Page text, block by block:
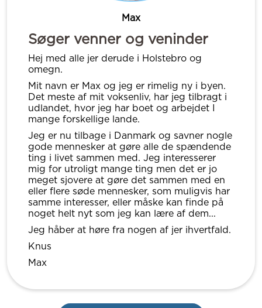
Max
Søger venner og veninder
Hej med alle jer derude i Holstebro og
omegn.
Mit navn er Max og jeg er rimelig ny i byen.
Det meste af mit voksenliv, har jeg tilbragt i
udlandet, hvor jeg har boet og arbejdet I
mange forskellige lande.
Jeg er nu tilbage i Danmark og savner nogle
gode mennesker at gøre alle de spændende
ting i livet sammen med. Jeg interesserer
mig for utroligt mange ting men det er jo
meget sjovere at gøre det sammen med en
eller flere søde mennesker, som muligvis har
samme interesser, eller måske kan finde på
noget helt nyt som jeg kan lære af dem...
Jeg håber at høre fra nogen af jer ihvertfald.
Knus
Max